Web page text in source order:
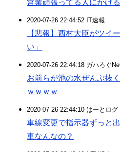
営業頑張ってる人にかけ
2020-07-26 22:44:52 IT速報
【悲報】西村大臣がツイ
い」
2020-07-26 22:44:18 ガハろぐ
お前らが池の水ぜんぶ抜
ｗｗｗｗ
2020-07-26 22:44:10 はーとログ
車線変更で指示器ずっと
車なんなの？